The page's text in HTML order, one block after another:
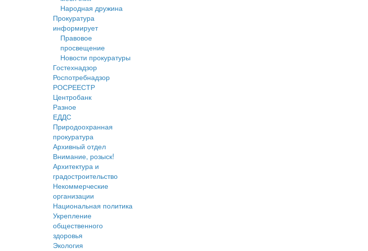
Народная дружина
Прокуратура
информирует
Правовое
просвещение
Новости прокуратуры
Гостехнадзор
Роспотребнадзор
РОСРЕЕСТР
Центробанк
Разное
ЕДДС
Природоохранная
прокуратура
Архивный отдел
Внимание, розыск!
Архитектура и
градостроительство
Некоммерческие
организации
Национальная политика
Укрепление
общественного
здоровья
Экология